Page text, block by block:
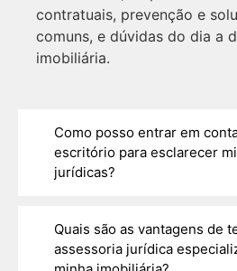
contratuais, prevenção e
comuns, e dúvidas do dia a
imobiliária.
Como posso entrar em
escritório para esclarecer
jurídicas?
Quais são as vantagens de
assessoria jurídica